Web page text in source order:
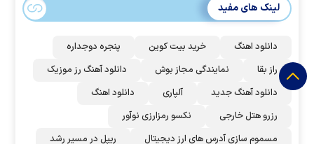
لینک های مفید
دانلود اهنگ خرید بیت کوین
پنجره دوجداره
راز بقا
نمایندگی مجاز بوش
دانلود آهنگ رز‌ موزیک
دانلود آهنگ جدید
آلپاری
دانلود اهنگ
رزرو هتل خارجی
نکسو رمزارزی نوآور
مسموم سازی آدرس های ارز دیجیتال
ریپل در مسیر رشد